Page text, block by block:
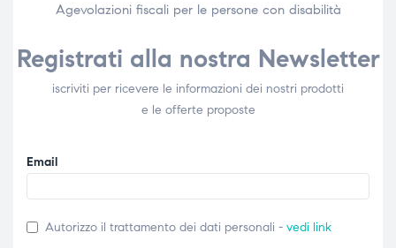
Agevolazioni fiscali per le persone con disabilità​
Registrati alla nostra Newsletter
iscriviti per ricevere le informazioni dei nostri prodotti
e le offerte proposte
Email
Autorizzo il trattamento dei dati personali - vedi link